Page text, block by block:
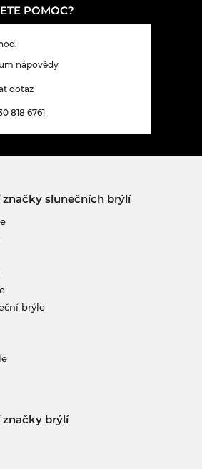
POMOC?
nápovědy
dotaz
818 6761
značky slunečních brýlí
brýle
značky brýlí